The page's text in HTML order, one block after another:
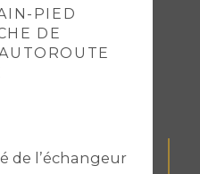
PIED
DE
de l’échangeur